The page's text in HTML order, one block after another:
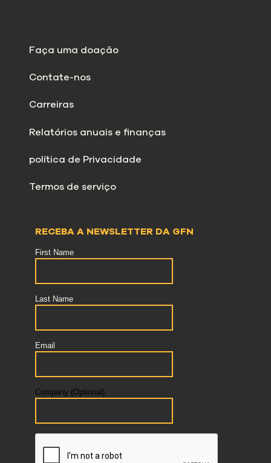
Faça uma doação
Contate-nos
Carreiras
Relatórios anuais e finanças
política de Privacidade
Termos de serviço
RECEBA A NEWSLETTER DA GFN